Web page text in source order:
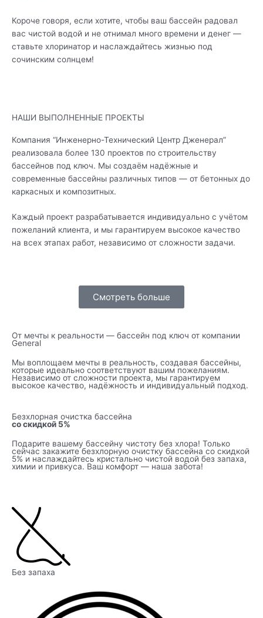
Короче говоря, если хотите, чтобы ваш бассейн радовал
вас чистой водой и не отнимал много времени и денег —
ставьте хлоринатор и наслаждайтесь жизнью под
сочинским солнцем!
НАШИ ВЫПОЛНЕННЫЕ ПРОЕКТЫ
Компания “Инженерно-Технический Центр Дженерал”
реализовала более 130 проектов по строительству
бассейнов под ключ. Мы создаём надёжные и
современные бассейны различных типов — от бетонных до
каркасных и композитных.
Каждый проект разрабатывается индивидуально с учётом
пожеланий клиента, и мы гарантируем высокое качество
на всех этапах работ, независимо от сложности задачи.
Смотреть больше
От мечты к реальности — бассейн под ключ от компании
General
Мы воплощаем мечты в реальность, создавая бассейны,
которые идеально соответствуют вашим пожеланиям.
Независимо от сложности проекта, мы гарантируем
высокое качество, надёжность и индивидуальный подход.
Безхлорная очистка бассейна
со скидкой 5%
Подарите вашему бассейну чистоту без хлора! Только
сейчас закажите безхлорную очистку бассейна со скидкой
5% и наслаждайтесь кристально чистой водой без запаха,
химии и привкуса. Ваш комфорт — наша забота!
Без запаха